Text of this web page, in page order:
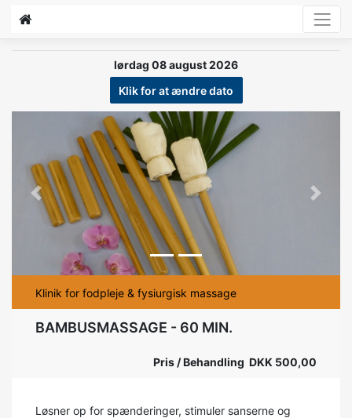
lørdag 08 august 2026
Klik for at ændre dato
Previous Next
Klinik for fodpleje & fysiurgisk massage
BAMBUSMASSAGE - 60 MIN.
Pris / Behandling DKK 500,00
Løsner op for spænderinger, stimuler sanserne og